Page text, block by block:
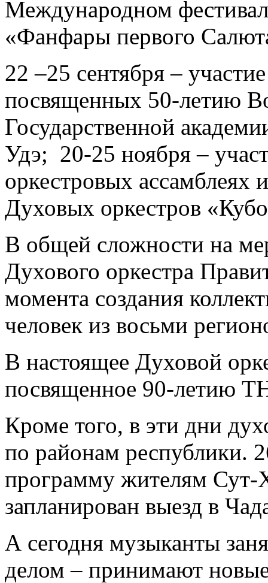
Международном
«Фанфары первого
22 –25 сентября –
посвященных 50-летию
Государственной
Удэ; 20-25 ноября –
оркестровых ассамблеях
Духовых оркестров
В общей сложности на
Духового оркестра
момента создания
человек из восьми
В настоящее Духовой
посвященное 90-летию
Кроме того, в эти дни
по районам республики.
программу жителям Сут-
запланирован выезд в
А сегодня музыканты
делом – принимают